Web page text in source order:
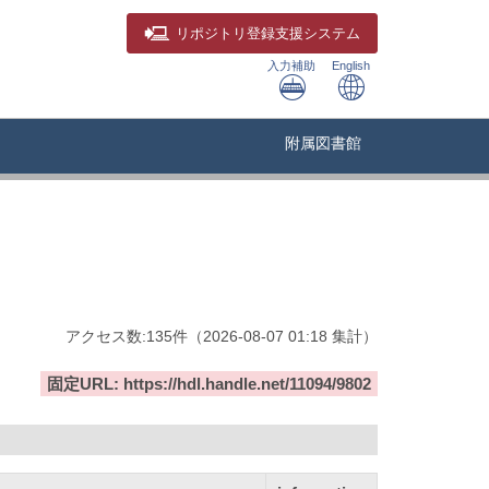
リポジトリ 登録支援システム
入力補助 English
附属図書館
アクセス数:135件 （2026-08-07 01:18 集計）
固定URL: https://hdl.handle.net/11094/9802